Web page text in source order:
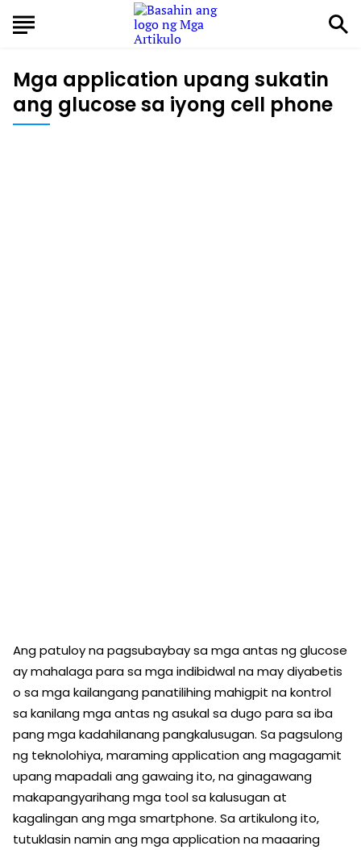
Mga application upang sukatin
ang glucose sa iyong cell phone
Ang patuloy na pagsubaybay sa mga antas ng glucose
ay mahalaga para sa mga indibidwal na may diyabetis
o sa mga kailangang panatilihing mahigpit na kontrol
sa kanilang mga antas ng asukal sa dugo para sa iba
pang mga kadahilanang pangkalusugan. Sa pagsulong
ng teknolohiya, maraming application ang magagamit
upang mapadali ang gawaing ito, na ginagawang
makapangyarihang mga tool sa kalusugan at
kagalingan ang mga smartphone. Sa artikulong ito,
tutuklasin namin ang mga application na maaaring